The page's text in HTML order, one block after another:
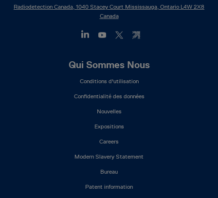
Radiodetection Canada, 1040 Stacey Court Mississauga, Ontario L4W 2X8
Canada
Qui Sommes Nous
Conditions d'utilisation
Confidentialité des données
Nouvelles
Expositions
Careers
Modern Slavery Statement
Bureau
Patent information